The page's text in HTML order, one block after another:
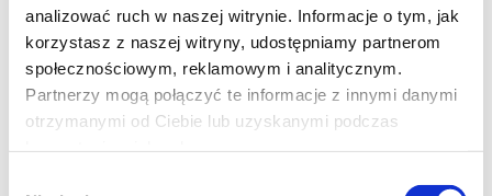
analizować ruch w naszej witrynie. Informacje o tym, jak
korzystasz z naszej witryny, udostępniamy partnerom
społecznościowym, reklamowym i analitycznym.
Partnerzy mogą połączyć te informacje z innymi danymi
otrzymanymi od Ciebie lub uzyskanymi podczas
21. MDAG Naturalna dzikość serca /
A New Kind of Wilderness
środa, 15 maja - godz. 15.30
Norwegia / Norway, 2024, 83 min
Zdjęcia / Cinematography by: Silje Evensmo Jacobsen, Karine